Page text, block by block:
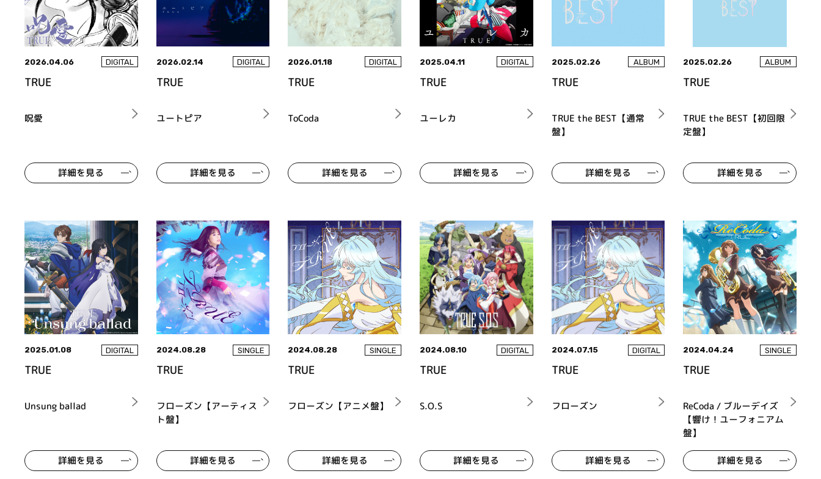
2026.04.06 DIGITAL
TRUE
呪愛
詳細を見る
2026.02.14 DIGITAL
TRUE
ユートピア
詳細を見る
2026.01.18 DIGITAL
TRUE
ToCoda
詳細を見る
2025.04.11 DIGITAL
TRUE
ユーレカ
詳細を見る
2025.02.26 ALBUM
TRUE
TRUE the BEST【通常
盤】
詳細を見る
2025.02.26 ALBUM
TRUE
TRUE the BEST【初回限
定盤】
詳細を見る
2025.01.08 DIGITAL
TRUE
Unsung ballad
詳細を見る
2024.08.28 SINGLE
TRUE
フローズン【アーティス
ト盤】
詳細を見る
2024.08.28 SINGLE
TRUE
フローズン【アニメ盤】
詳細を見る
2024.08.10 DIGITAL
TRUE
S.O.S
詳細を見る
2024.07.15 DIGITAL
TRUE
フローズン
詳細を見る
2024.04.24 SINGLE
TRUE
ReCoda / ブルーデイズ
【響け！ユーフォニアム
盤】
詳細を見る